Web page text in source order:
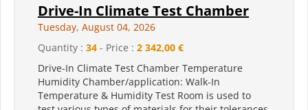
Drive-In Climate Test Chamber
Tuesday, August 04, 2026
Quantity : 34 - Price : 2 342,00 €
Drive-In Climate Test Chamber Temperature
Humidity Chamber/application: Walk-In
Temperature & Humidity Test Room is used to